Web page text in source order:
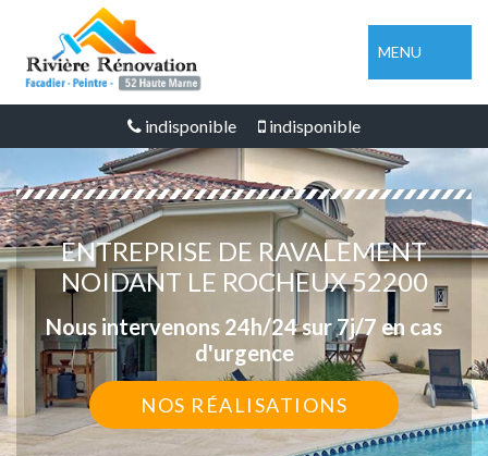
MENU
indisponible indisponible
ENTREPRISE DE RAVALEMENT
NOIDANT LE ROCHEUX 52200
Nous intervenons 24h/24 sur 7j/7 en cas
d'urgence
NOS RÉALISATIONS